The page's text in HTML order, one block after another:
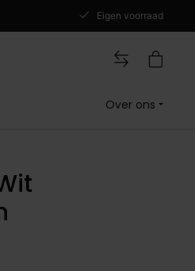
Eigen voorraad
Over ons